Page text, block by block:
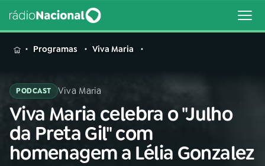
MENU
Buscar
na
Rádio
Nacional
Buscar
Programas Viva Maria
PODCAST Viva Maria
Viva Maria celebra o "Julho
da Preta Gil" com
homenagem a Lélia Gonzalez